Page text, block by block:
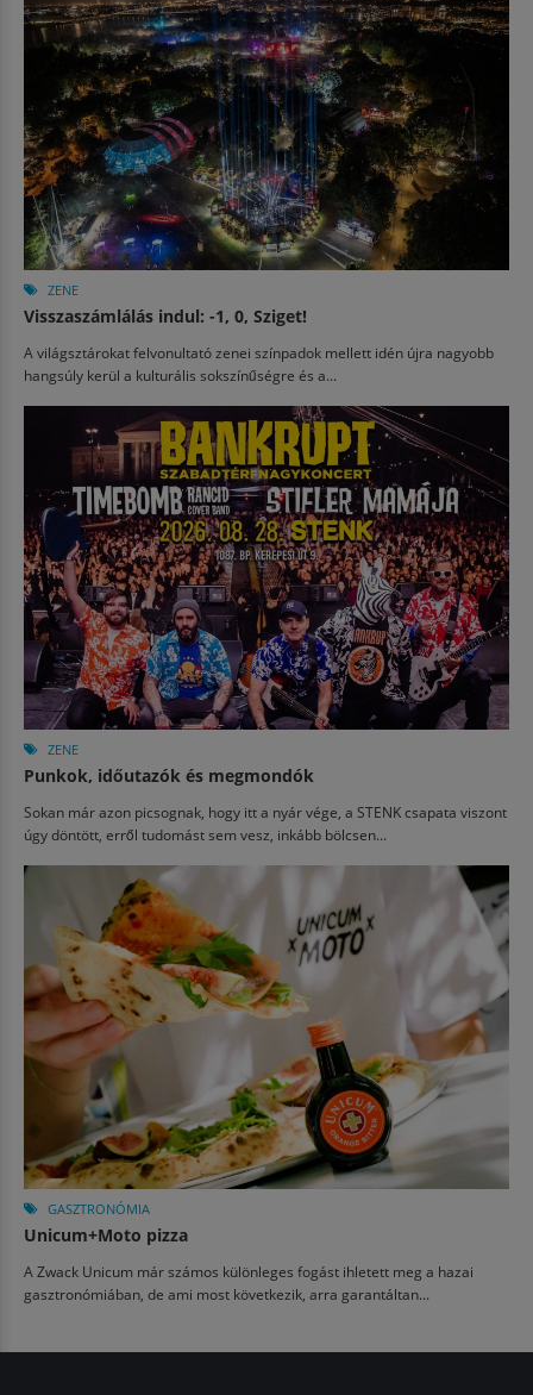
ZENE
Visszaszámlálás indul: -1, 0, Sziget!
A világsztárokat felvonultató zenei színpadok mellett idén újra nagyobb
hangsúly kerül a kulturális sokszínűségre és a...
ZENE
Punkok, időutazók és megmondók
Sokan már azon picsognak, hogy itt a nyár vége, a STENK csapata viszont
úgy döntött, erről tudomást sem vesz, inkább bölcsen...
GASZTRONÓMIA
Unicum+Moto pizza
A Zwack Unicum már számos különleges fogást ihletett meg a hazai
gasztronómiában, de ami most következik, arra garantáltan...